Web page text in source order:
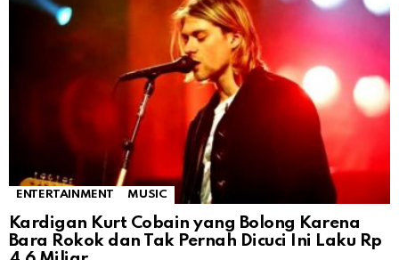
ENTERTAINMENT MUSIC
Kardigan Kurt Cobain yang Bolong Karena
Bara Rokok dan Tak Pernah Dicuci Ini Laku Rp